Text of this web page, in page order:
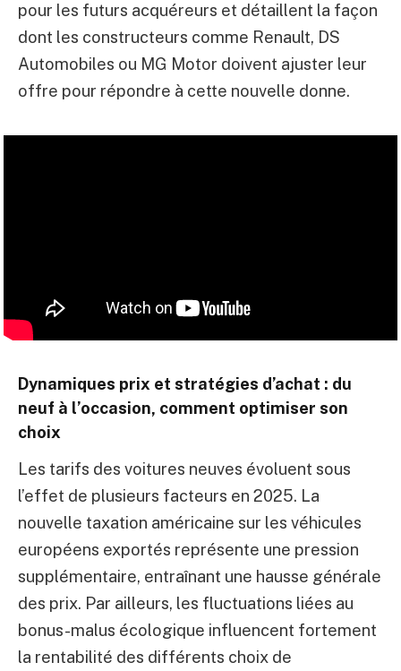
pour les futurs acquéreurs et détaillent la façon
dont les constructeurs comme Renault, DS
Automobiles ou MG Motor doivent ajuster leur
offre pour répondre à cette nouvelle donne.
Dynamiques prix et stratégies d’achat : du
neuf à l’occasion, comment optimiser son
choix
Les tarifs des voitures neuves évoluent sous
l’effet de plusieurs facteurs en 2025. La
nouvelle taxation américaine sur les véhicules
européens exportés représente une pression
supplémentaire, entraînant une hausse générale
des prix. Par ailleurs, les fluctuations liées au
bonus-malus écologique influencent fortement
la rentabilité des différents choix de